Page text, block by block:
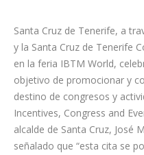
Santa Cruz de Tenerife, a
y la Santa Cruz de Tenerife
en la feria IBTM World,
objetivo de promocionar y
destino de congresos y
Incentives, Congress and